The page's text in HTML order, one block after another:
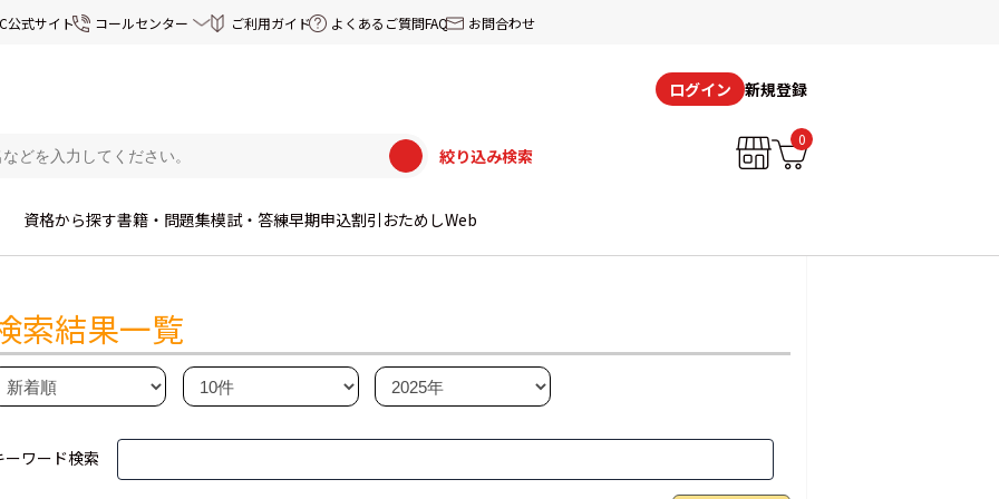
公式サイト コールセンター ご利用ガイド よくあるご質問FAQ お問合わせ
ログイン 新規登録
絞り込み検索
0
資格から探す書籍・問題集模試・答練早期申込割引 おためしWeb
索結果一覧
ーワード検索